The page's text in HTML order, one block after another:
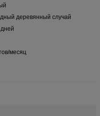
деревянный случай
месяц